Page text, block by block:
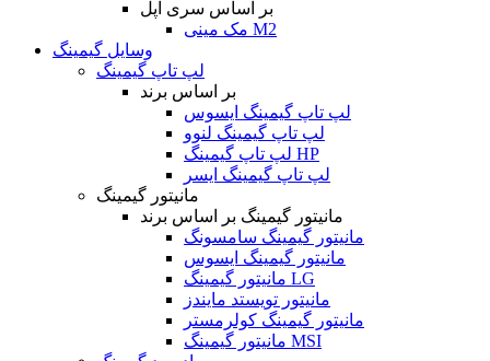
بر اساس سری اپل
مک مینی M2
وسایل گیمینگ
لپ تاپ گیمینگ
بر اساس برند
لپ تاپ گیمینگ ایسوس
لپ تاپ گیمینگ لنوو
لپ تاپ گیمینگ HP
لپ تاپ گیمینگ ایسر
مانیتور گیمینگ
مانیتور گیمینگ بر اساس برند
مانیتور گیمینگ سامسونگ
مانیتور گیمینگ ایسوس
مانیتور گیمینگ LG
مانیتور تویستد مایندز
مانیتور گیمینگ کولرمستر
مانیتور گیمینگ MSI